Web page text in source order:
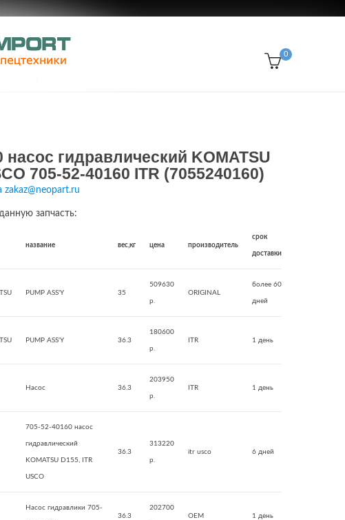
0
насос гидравлический KOMATSU
705-52-40160 ITR (7055240160)
запчасть:
название вес,кг цена производитель
срок
доставки
PUMP ASS'Y 35
509630
р.
ORIGINAL
более 60
дней
PUMP ASS'Y 36.3
180600
р.
ITR 1 день
Насос 36.3
203950
р.
ITR 1 день
705-52-40160 насос
гидравлический
KOMATSU D155, ITR
USCO
36.3
313220
р.
itr usco 6 дней
Насос гидравлики 705-
36.3
202700
OEM 1 день